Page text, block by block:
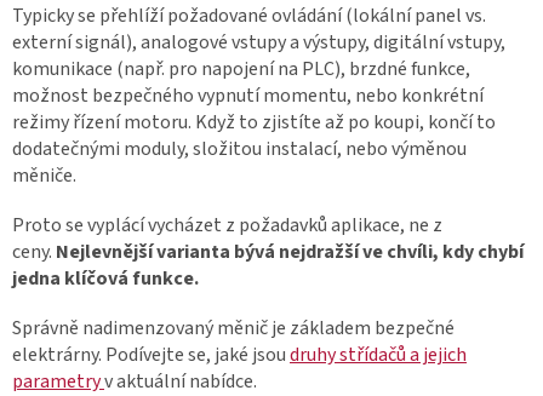
Typicky se přehlíží požadované ovládání (lokální panel vs.
externí signál), analogové vstupy a výstupy, digitální vstupy,
komunikace (např. pro napojení na PLC), brzdné funkce,
možnost bezpečného vypnutí momentu, nebo konkrétní
režimy řízení motoru. Když to zjistíte až po koupi, končí to
dodatečnými moduly, složitou instalací, nebo výměnou
měniče.
Proto se vyplácí vycházet z požadavků aplikace, ne z
ceny. Nejlevnější varianta bývá nejdražší ve chvíli, kdy chybí
jedna klíčová funkce.
Správně nadimenzovaný měnič je základem bezpečné
elektrárny. Podívejte se, jaké jsoudruhy střídačů a jejich
parametryv aktuální nabídce.